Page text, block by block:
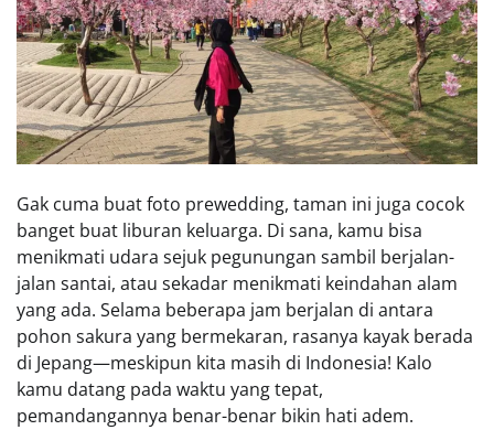
Gak cuma buat foto prewedding, taman ini juga cocok
banget buat liburan keluarga. Di sana, kamu bisa
menikmati udara sejuk pegunungan sambil berjalan-
jalan santai, atau sekadar menikmati keindahan alam
yang ada. Selama beberapa jam berjalan di antara
pohon sakura yang bermekaran, rasanya kayak berada
di Jepang—meskipun kita masih di Indonesia! Kalo
kamu datang pada waktu yang tepat,
pemandangannya benar-benar bikin hati adem.